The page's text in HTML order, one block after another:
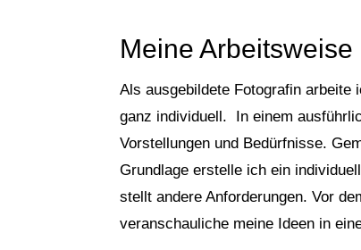
Meine Arbeitsweise
Als ausgebildete Fotografin
ganz individuell. In einem
Vorstellungen und Bedürfnisse.
Grundlage erstelle ich ein
stellt andere Anforderungen. Vor
veranschauliche meine Ideen in